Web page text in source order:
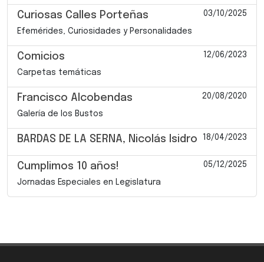
Curiosas Calles Porteñas 03/10/2025
Efemérides, Curiosidades y Personalidades
Comicios 12/06/2023
Carpetas temáticas
Francisco Alcobendas 20/08/2020
Galería de los Bustos
BARDAS DE LA SERNA, Nicolás Isidro 18/04/2023
Cumplimos 10 años! 05/12/2025
Jornadas Especiales en Legislatura